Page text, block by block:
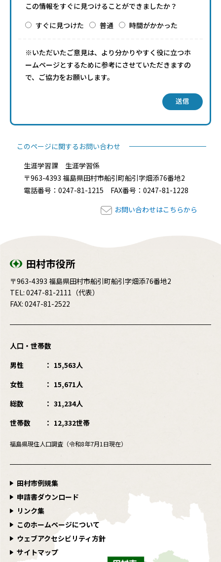
この情報をすぐに見つけることができましたか？
すぐに見つけた
普通 時間がかかった
※いただいたご意見は、より分かりやすく役に立つホ
ームページとするために参考にさせていただきますの
で、ご協力をお願いします。
送信
このページに関するお問い合わせ
生涯学習課 生涯学習係
〒963-4393 福島県田村市船引町船引字畑添76番地2
電話番号：0247-81-1215 FAX番号：0247-81-1228
お問い合わせはこちらから
田村市役所
〒963-4393 福島県田村市船引町船引字畑添76番地2
TEL: 0247-81-2111 （代表）
FAX: 0247-81-2522
人口・世帯数
男性
15,563人
女性
15,671人
総数
31,234人
世帯数
12,332世帯
福島県現住人口調査（令和8年7月1日現在）
田村市例規集
申請書ダウンロード
リンク集
このホームページについて
ウェブアクセシビリティ方針
サイトマップ